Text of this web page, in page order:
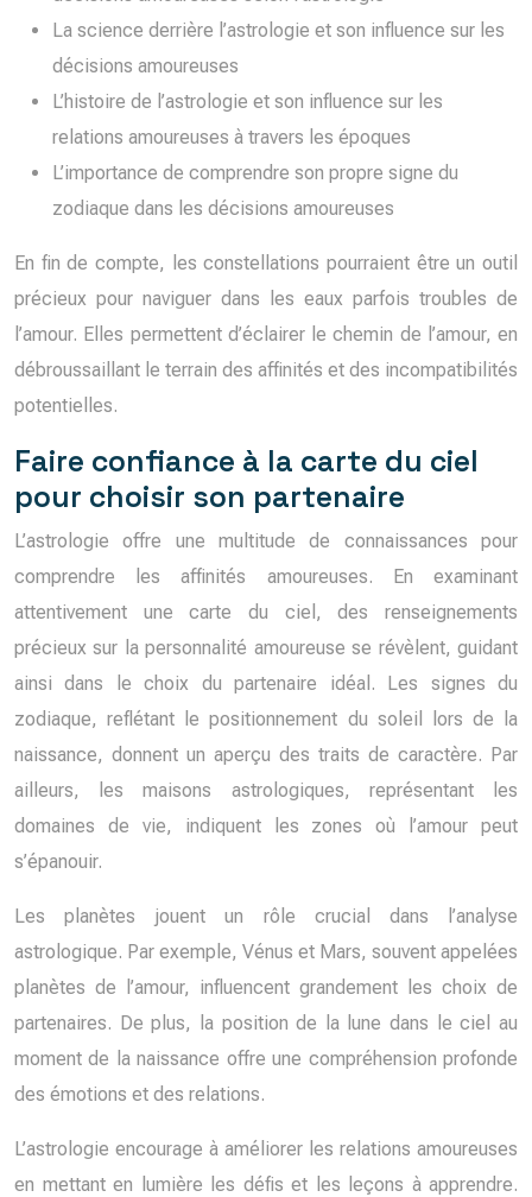
La science derrière l’astrologie et son influence sur les
décisions amoureuses
L’histoire de l’astrologie et son influence sur les
relations amoureuses à travers les époques
L’importance de comprendre son propre signe du
zodiaque dans les décisions amoureuses
En fin de compte, les constellations pourraient être un outil
précieux pour naviguer dans les eaux parfois troubles de
l’amour. Elles permettent d’éclairer le chemin de l’amour, en
débroussaillant le terrain des affinités et des incompatibilités
potentielles.
Faire confiance à la carte du ciel
pour choisir son partenaire
L’astrologie offre une multitude de connaissances pour
comprendre les affinités amoureuses. En examinant
attentivement une carte du ciel, des renseignements
précieux sur la personnalité amoureuse se révèlent, guidant
ainsi dans le choix du partenaire idéal. Les signes du
zodiaque, reflétant le positionnement du soleil lors de la
naissance, donnent un aperçu des traits de caractère. Par
ailleurs, les maisons astrologiques, représentant les
domaines de vie, indiquent les zones où l’amour peut
s’épanouir.
Les planètes jouent un rôle crucial dans l’analyse
astrologique. Par exemple, Vénus et Mars, souvent appelées
planètes de l’amour, influencent grandement les choix de
partenaires. De plus, la position de la lune dans le ciel au
moment de la naissance offre une compréhension profonde
des émotions et des relations.
L’astrologie encourage à améliorer les relations amoureuses
en mettant en lumière les défis et les leçons à apprendre.